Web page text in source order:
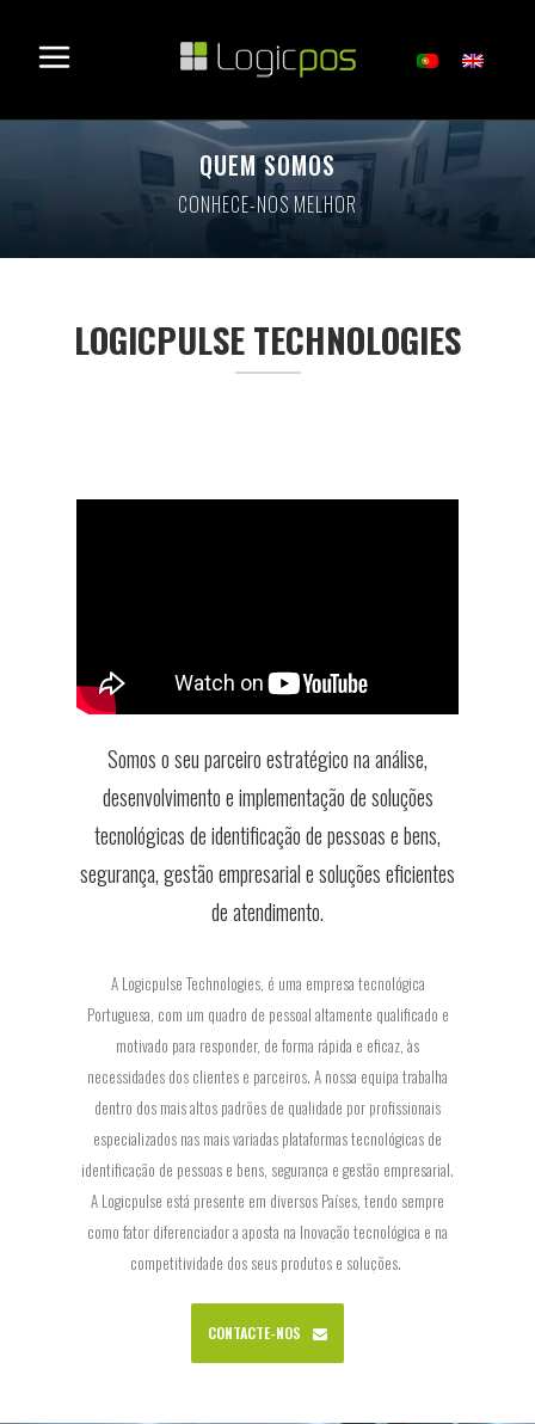
QUEM SOMOS
CONHECE-NOS MELHOR
LOGICPULSE TECHNOLOGIES
Somos o seu parceiro estratégico na análise,
desenvolvimento e implementação de soluções
tecnológicas de identificação de pessoas e bens,
segurança, gestão empresarial e soluções eficientes
de atendimento.
A Logicpulse Technologies, é uma empresa tecnológica
Portuguesa, com um quadro de pessoal altamente qualificado e
motivado para responder, de forma rápida e eficaz, às
necessidades dos clientes e parceiros. A nossa equipa trabalha
dentro dos mais altos padrões de qualidade por profissionais
especializados nas mais variadas plataformas tecnológicas de
identificação de pessoas e bens, segurança e gestão empresarial.
A Logicpulse está presente em diversos Países, tendo sempre
como fator diferenciador a aposta na Inovação tecnológica e na
competitividade dos seus produtos e soluções.
CONTACTE-NOS